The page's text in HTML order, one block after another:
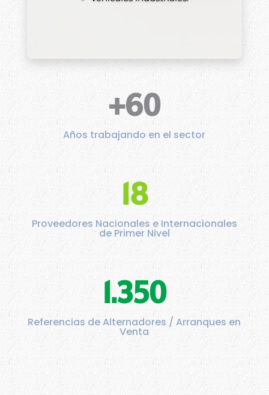
+60
Años trabajando en el sector
18
Proveedores Nacionales e Internacionales
de Primer Nivel
1.350
Referencias de Alternadores / Arranques en
Venta